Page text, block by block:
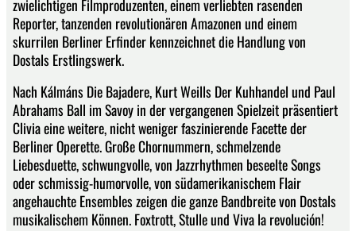
zwielichtigen Filmproduzenten, einem verliebten rasenden
Reporter, tanzenden revolutionären Amazonen und einem
skurrilen Berliner Erfinder kennzeichnet die Handlung von
Dostals Erstlingswerk.
Nach Kálmáns Die Bajadere, Kurt Weills Der Kuhhandel und Paul
Abrahams Ball im Savoy in der vergangenen Spielzeit präsentiert
Clivia eine weitere, nicht weniger faszinierende Facette der
Berliner Operette. Große Chornummern, schmelzende
Liebesduette, schwungvolle, von Jazzrhythmen beseelte Songs
oder schmissig-humorvolle, von südamerikanischem Flair
angehauchte Ensembles zeigen die ganze Bandbreite von Dostals
musikalischem Können. Foxtrott, Stulle und Viva la revolución!